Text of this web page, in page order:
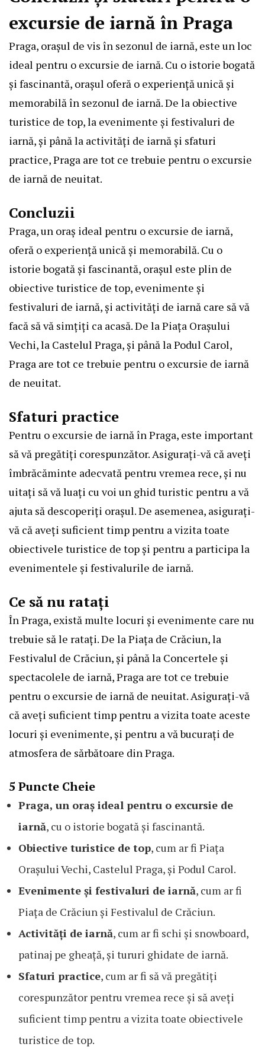
excursie de iarnă în Praga
Praga, orașul de vis în sezonul de iarnă, este un loc
ideal pentru o excursie de iarnă. Cu o istorie bogată
și fascinantă, orașul oferă o experiență unică și
memorabilă în sezonul de iarnă. De la obiective
turistice de top, la evenimente și festivaluri de
iarnă, și până la activități de iarnă și sfaturi
practice, Praga are tot ce trebuie pentru o excursie
de iarnă de neuitat.
Concluzii
Praga, un oraș ideal pentru o excursie de iarnă,
oferă o experiență unică și memorabilă. Cu o
istorie bogată și fascinantă, orașul este plin de
obiective turistice de top, evenimente și
festivaluri de iarnă, și activități de iarnă care să vă
facă să vă simțiți ca acasă. De la Piața Orașului
Vechi, la Castelul Praga, și până la Podul Carol,
Praga are tot ce trebuie pentru o excursie de iarnă
de neuitat.
Sfaturi practice
Pentru o excursie de iarnă în Praga, este important
să vă pregătiți corespunzător. Asigurați-vă că aveți
îmbrăcăminte adecvată pentru vremea rece, și nu
uitați să vă luați cu voi un ghid turistic pentru a vă
ajuta să descoperiți orașul. De asemenea, asigurați-
vă că aveți suficient timp pentru a vizita toate
obiectivele turistice de top și pentru a participa la
evenimentele și festivalurile de iarnă.
Ce să nu ratați
În Praga, există multe locuri și evenimente care nu
trebuie să le ratați. De la Piața de Crăciun, la
Festivalul de Crăciun, și până la Concertele și
spectacolele de iarnă, Praga are tot ce trebuie
pentru o excursie de iarnă de neuitat. Asigurați-vă
că aveți suficient timp pentru a vizita toate aceste
locuri și evenimente, și pentru a vă bucurați de
atmosfera de sărbătoare din Praga.
5 Puncte Cheie
Praga, un oraș ideal pentru o excursie de
iarnă, cu o istorie bogată și fascinantă.
Obiective turistice de top, cum ar fi Piața
Orașului Vechi, Castelul Praga, și Podul Carol.
Evenimente și festivaluri de iarnă, cum ar fi
Piața de Crăciun și Festivalul de Crăciun.
Activități de iarnă, cum ar fi schi și snowboard,
patinaj pe gheață, și tururi ghidate de iarnă.
Sfaturi practice, cum ar fi să vă pregătiți
corespunzător pentru vremea rece și să aveți
suficient timp pentru a vizita toate obiectivele
turistice de top.